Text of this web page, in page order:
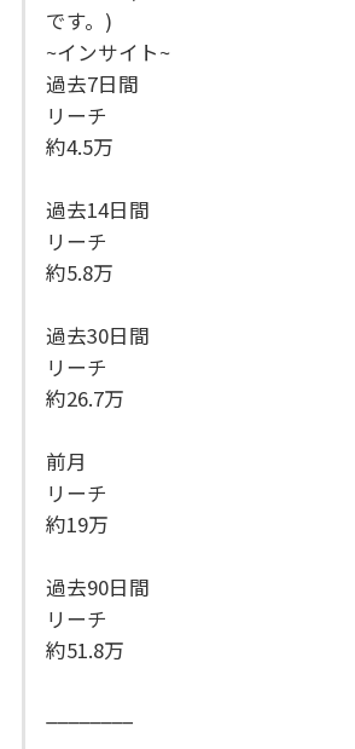
です。)
~インサイト~
過去7日間
リーチ
約4.5万
過去14日間
リーチ
約5.8万
過去30日間
リーチ
約26.7万
前月
リーチ
約19万
過去90日間
リーチ
約51.8万